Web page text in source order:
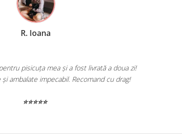
Câinele meu e înnebunit după hrana
Prețuri bune, livrare rapidă și mereu pe